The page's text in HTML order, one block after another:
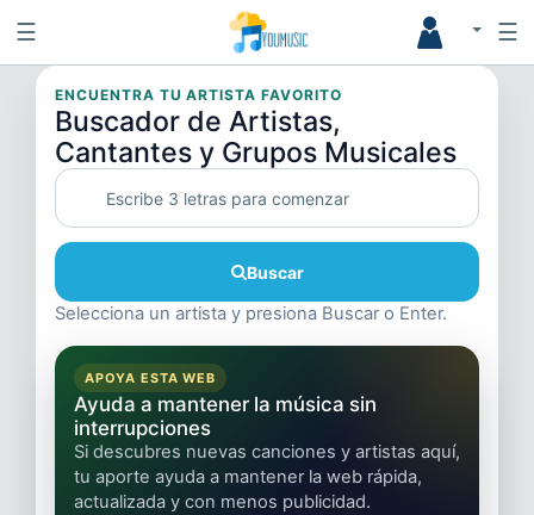
☰ ☰
ENCUENTRA TU ARTISTA FAVORITO
Buscador de Artistas,
Cantantes y Grupos Musicales
Buscar
Selecciona un artista y presiona Buscar o Enter.
APOYA ESTA WEB
Ayuda a mantener la música sin
interrupciones
Si descubres nuevas canciones y artistas aquí,
tu aporte ayuda a mantener la web rápida,
actualizada y con menos publicidad.